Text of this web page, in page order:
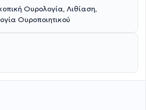
Ουρολογία, Λιθίαση,
Ουροποιητικού